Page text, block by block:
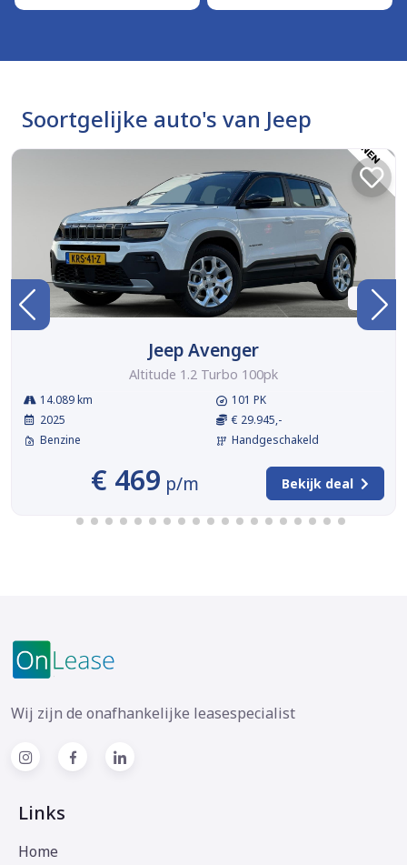
Soortgelijke auto's van Jeep
BTW
Jeep Avenger
Altitude 1.2 Turbo 100pk
14.089 km
2025
Benzine
101 PK
€ 29.945,-
Handgeschakeld
€ 469 p/m Bekijk deal
Wij zijn de onafhankelijke leasespecialist
Links
Home